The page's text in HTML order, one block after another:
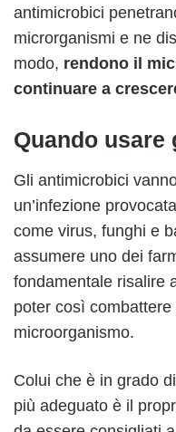
antimicrobici
microrganismi e ne
modo, rendono il
continuare a
Quando
Gli antimicrobici
un’infezione
come virus, funghi e
assumere uno dei
fondamentale risalire
poter così
microorganismo.
Colui che è in grado
più adeguato è il